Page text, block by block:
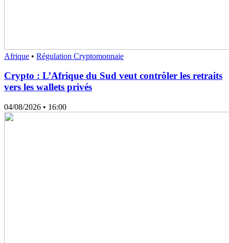
Afrique • Régulation Cryptomonnaie
Crypto : L’Afrique du Sud veut contrôler les retraits
vers les wallets privés
04/08/2026 • 16:00